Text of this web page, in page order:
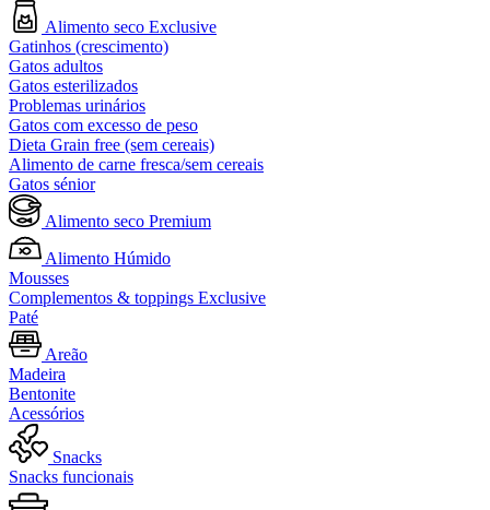
Alimento seco Exclusive
Gatinhos (crescimento)
Gatos adultos
Gatos esterilizados
Problemas urinários
Gatos com excesso de peso
Dieta Grain free (sem cereais)
Alimento de carne fresca/sem cereais
Gatos sénior
Alimento seco Premium
Alimento Húmido
Mousses
Complementos & toppings Exclusive
Paté
Areão
Madeira
Bentonite
Acessórios
Snacks
Snacks funcionais